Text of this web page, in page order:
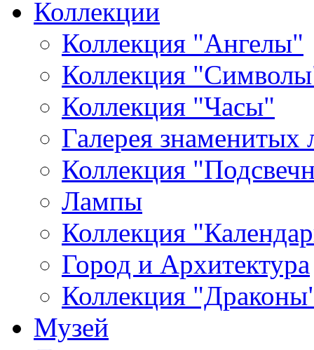
Коллекции
Коллекция "Ангелы"
Коллекция
Коллекция "Часы"
Галерея знаменитых
Коллекция
Лампы
Коллекция
Город и Архитектура
Коллекция
Музей